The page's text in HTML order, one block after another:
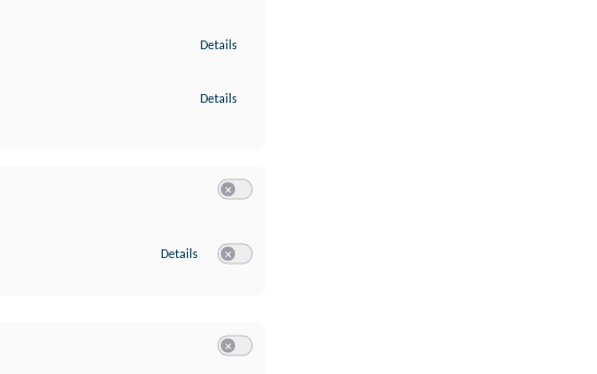
Details
Details
Details zu Google Analytics